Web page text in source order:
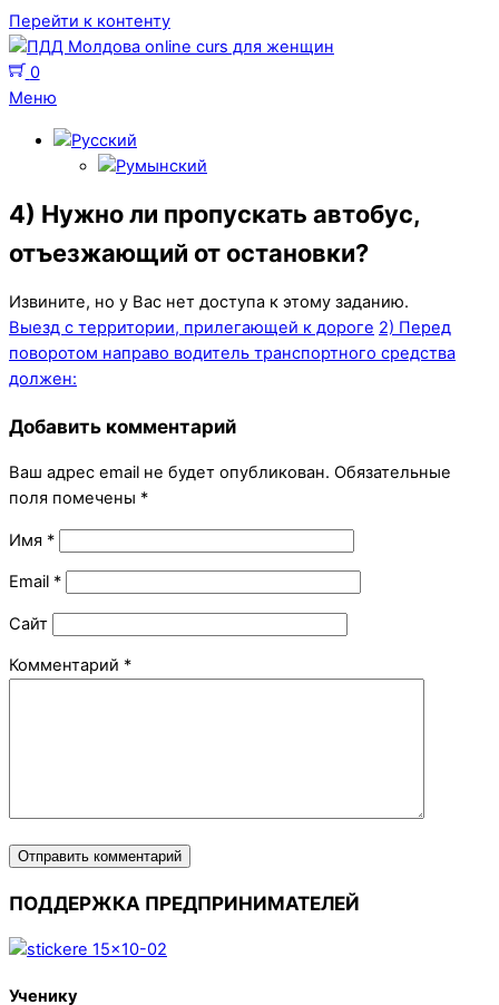
Перейти к контенту
0
Меню
4) Нужно ли пропускать автобус,
отъезжающий от остановки?
Извините, но у Вас нет доступа к этому заданию.
Выезд с территории, прилегающей к дороге 2) Перед
поворотом направо водитель транспортного средства
должен:
Добавить комментарий
Ваш адрес email не будет опубликован. Обязательные
поля помечены *
Имя *
Email *
Сайт
Комментарий *
ПОДДЕРЖКА ПРЕДПРИНИМАТЕЛЕЙ
Ученику